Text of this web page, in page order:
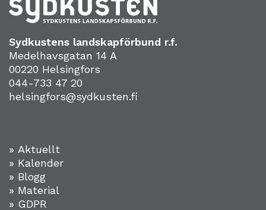
Sydkustens landskapförbund r.f.
Medelhavsgatan 14 A
00220 Helsingfors
044-733 47 20
helsingfors@sydkusten.fi
» Aktuellt
» Kalender
» Blogg
» Material
» GDPR